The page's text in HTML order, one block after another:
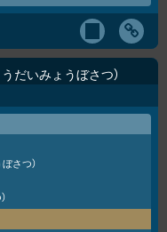
だいみょうぼさつ
さつ）